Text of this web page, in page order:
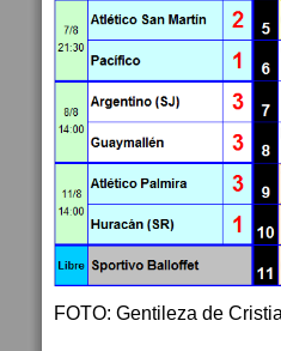
FOTO: Gentileza de